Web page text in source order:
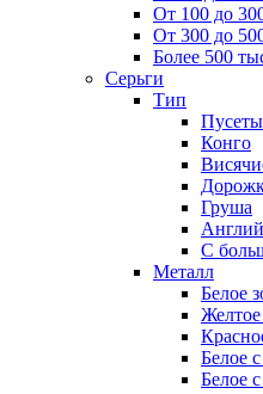
От 100 до
От 300 до
Более 500
Серьги
Тип
Пусеты
Конго
Груша
С
Металл
Белое
Желтое
Белое
Белое